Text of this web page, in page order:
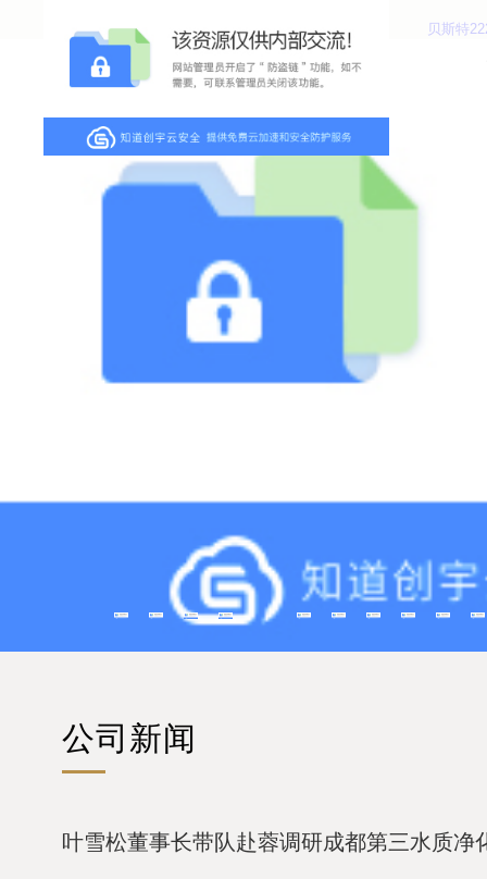
贝斯特
公司新闻
叶雪松董事长带队赴蓉调研成都第三水质净